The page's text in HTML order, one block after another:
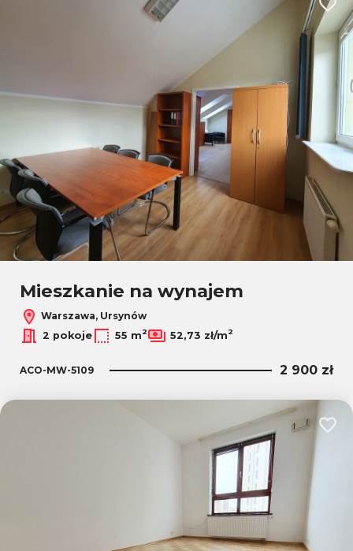
Mieszkanie na wynajem
Warszawa, Ursynów
2 pokoje
55 m2 52,73 zł/m2
ACO-MW-5109 2 900 zł